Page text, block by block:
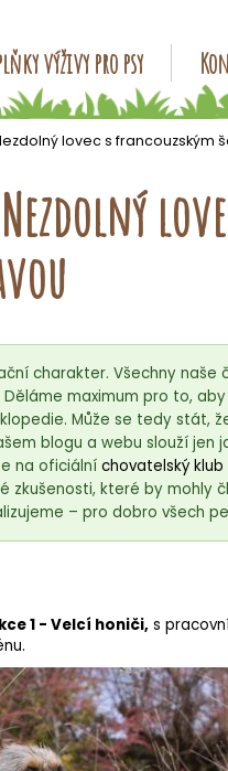
výživy pro psy
lovec s francouzským
charakter. Všechny naše
maximum pro to,
Může se tedy stát,
blogu a webu slouží jen
na oficiální chovatelský klub
které by mohly
– pro dobro všech
1 - Velcí honiči, s